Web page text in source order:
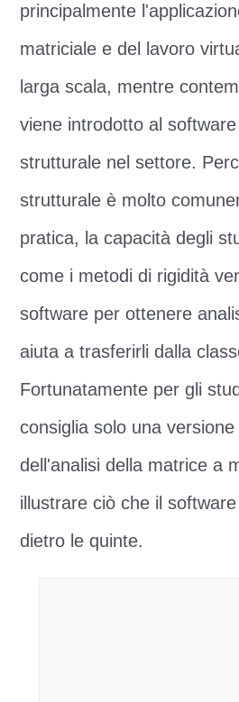
principalmente
matriciale e del lavoro
larga scala, mentre
viene introdotto al
strutturale nel settore.
strutturale è molto
pratica, la capacità degli
come i metodi di rigidità
software per ottenere
aiuta a trasferirli dalla
Fortunatamente per gli
consiglia solo una
dell'analisi della matrice a
illustrare ciò che il
dietro le quinte.